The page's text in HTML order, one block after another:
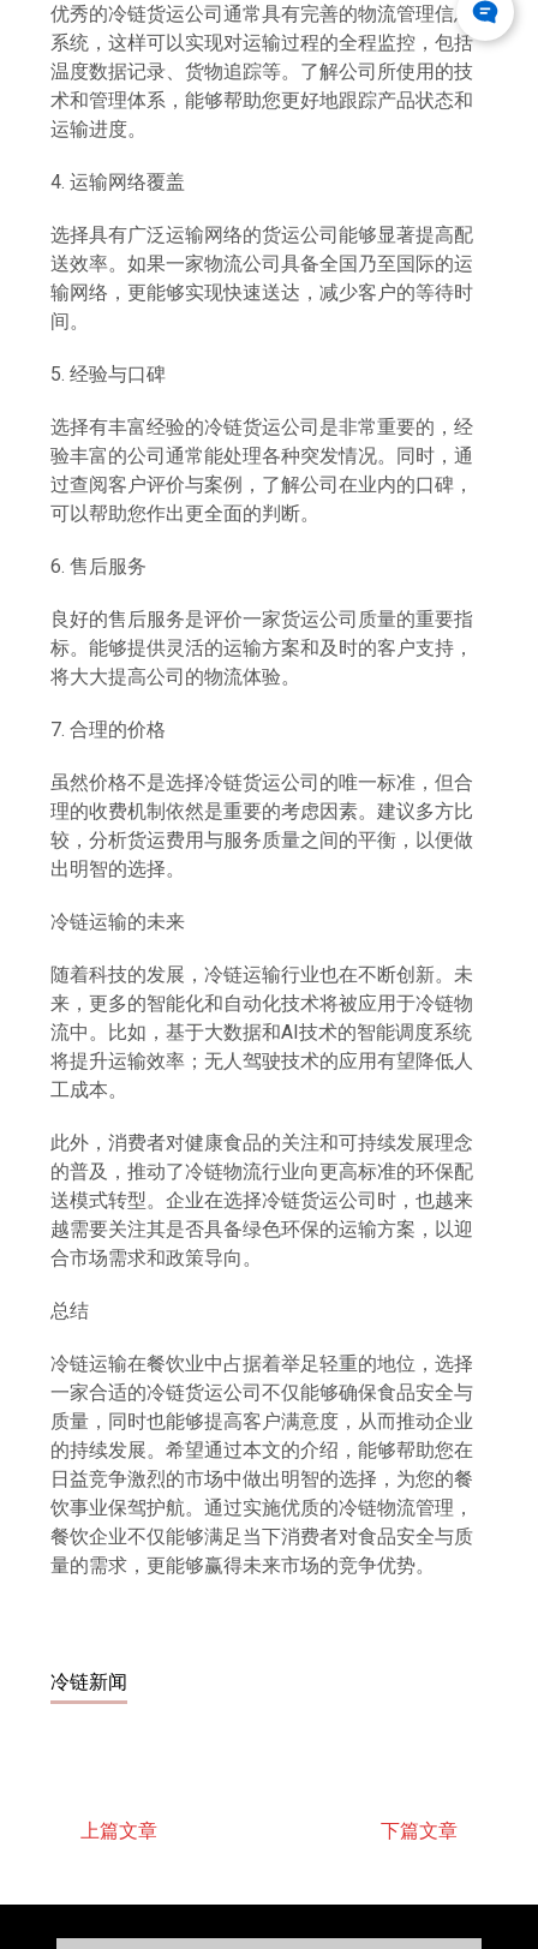
优秀的冷链货运公司通常具有完善的物流管理信息
系统，这样可以实现对运输过程的全程监控，包括
温度数据记录、货物追踪等。了解公司所使用的技
术和管理体系，能够帮助您更好地跟踪产品状态和
运输进度。
4. 运输网络覆盖
选择具有广泛运输网络的货运公司能够显著提高配
送效率。如果一家物流公司具备全国乃至国际的运
输网络，更能够实现快速送达，减少客户的等待时
间。
5. 经验与口碑
选择有丰富经验的冷链货运公司是非常重要的，经
验丰富的公司通常能处理各种突发情况。同时，通
过查阅客户评价与案例，了解公司在业内的口碑，
可以帮助您作出更全面的判断。
6. 售后服务
良好的售后服务是评价一家货运公司质量的重要指
标。能够提供灵活的运输方案和及时的客户支持，
将大大提高公司的物流体验。
7. 合理的价格
虽然价格不是选择冷链货运公司的唯一标准，但合
理的收费机制依然是重要的考虑因素。建议多方比
较，分析货运费用与服务质量之间的平衡，以便做
出明智的选择。
冷链运输的未来
随着科技的发展，冷链运输行业也在不断创新。未
来，更多的智能化和自动化技术将被应用于冷链物
流中。比如，基于大数据和AI技术的智能调度系统
将提升运输效率；无人驾驶技术的应用有望降低人
工成本。
此外，消费者对健康食品的关注和可持续发展理念
的普及，推动了冷链物流行业向更高标准的环保配
送模式转型。企业在选择冷链货运公司时，也越来
越需要关注其是否具备绿色环保的运输方案，以迎
合市场需求和政策导向。
总结
冷链运输在餐饮业中占据着举足轻重的地位，选择
一家合适的冷链货运公司不仅能够确保食品安全与
质量，同时也能够提高客户满意度，从而推动企业
的持续发展。希望通过本文的介绍，能够帮助您在
日益竞争激烈的市场中做出明智的选择，为您的餐
饮事业保驾护航。通过实施优质的冷链物流管理，
餐饮企业不仅能够满足当下消费者对食品安全与质
量的需求，更能够赢得未来市场的竞争优势。
冷链新闻
上篇文章 下篇文章